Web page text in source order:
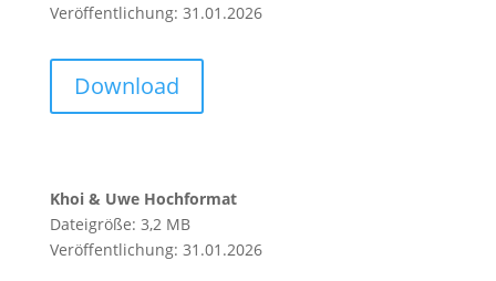
Veröffentlichung: 31.01.2026
Download
Khoi & Uwe Hochformat
Dateigröße: 3,2 MB
Veröffentlichung: 31.01.2026